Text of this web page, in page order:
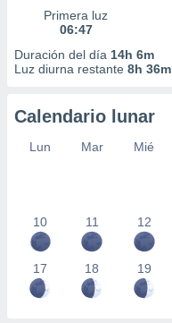
Primera luz
06:47
Duración del día 14h 6m
Luz diurna restante 8h 36m
Calendario lunar
Lun Mar Mié
10 11 12
17 18 19